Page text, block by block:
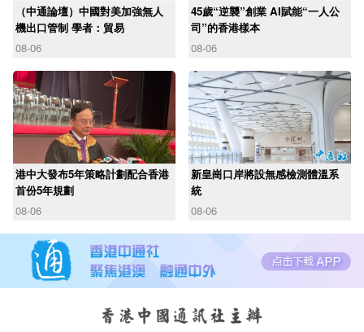
（中通論壇）中國對美加強無人
機出口管制 學者：貿易
08-06
45歲“逆襲”創業 AI賦能“一人公
司”的香港樣本
08-06
港中大發布5年策略計劃配合香港
首份5年規劃
08-06
新皇崗口岸將設無感檢測體溫系
統
08-06